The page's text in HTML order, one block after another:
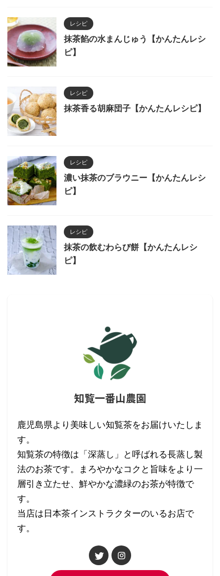
レシピ
抹茶餡の水まんじゅう【かんたんレシ
ピ】
レシピ
抹茶香る胡麻団子【かんたんレシピ】
レシピ
濃い抹茶のブラウニー【かんたんレシ
ピ】
レシピ
抹茶の飲むわらび餅【かんたんレシ
ピ】
知覧一番山農園
鹿児島県より美味しい知覧茶をお届けいたしま
す。
知覧茶の特徴は「深蒸し」と呼ばれる長蒸し製
法のお茶です。まろやかなコクと旨味をより一
層引き立たせ、鮮やかな濃緑のお茶が特徴で
す。
当店は日本茶インストラクターのいるお店で
す。